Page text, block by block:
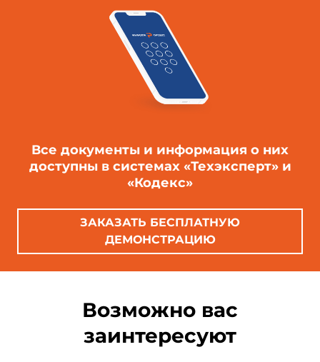
Все документы и информация о них
доступны в системах «Техэксперт» и
«Кодекс»
ЗАКАЗАТЬ БЕСПЛАТНУЮ
ДЕМОНСТРАЦИЮ
Возможно вас
заинтересуют